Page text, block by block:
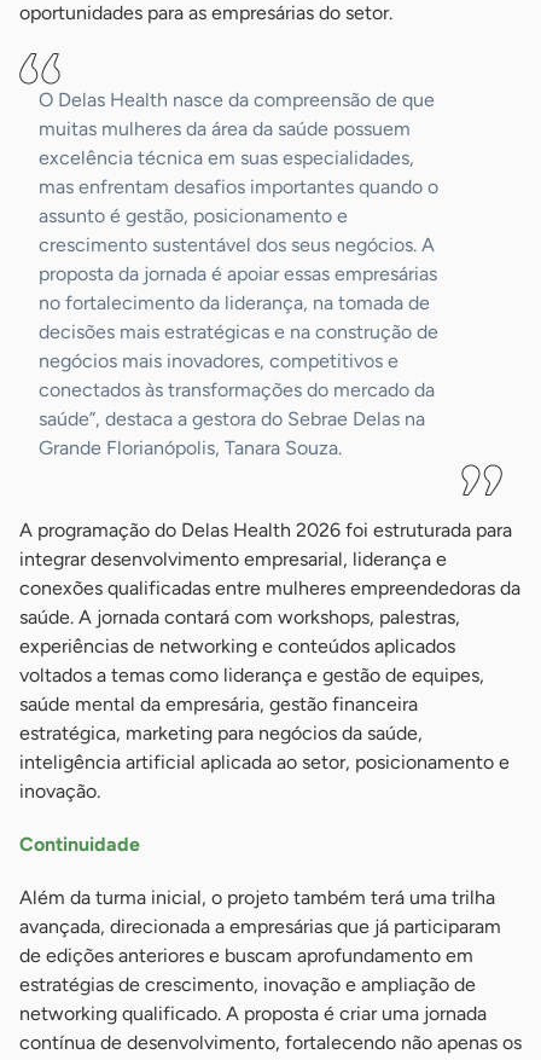
oportunidades para as empresárias do setor.
O Delas Health nasce da compreensão de que
muitas mulheres da área da saúde possuem
excelência técnica em suas especialidades,
mas enfrentam desafios importantes quando o
assunto é gestão, posicionamento e
crescimento sustentável dos seus negócios. A
proposta da jornada é apoiar essas empresárias
no fortalecimento da liderança, na tomada de
decisões mais estratégicas e na construção de
negócios mais inovadores, competitivos e
conectados às transformações do mercado da
saúde”, destaca a gestora do Sebrae Delas na
Grande Florianópolis, Tanara Souza.
A programação do Delas Health 2026 foi estruturada para
integrar desenvolvimento empresarial, liderança e
conexões qualificadas entre mulheres empreendedoras da
saúde. A jornada contará com workshops, palestras,
experiências de networking e conteúdos aplicados
voltados a temas como liderança e gestão de equipes,
saúde mental da empresária, gestão financeira
estratégica, marketing para negócios da saúde,
inteligência artificial aplicada ao setor, posicionamento e
inovação.
Continuidade
Além da turma inicial, o projeto também terá uma trilha
avançada, direcionada a empresárias que já participaram
de edições anteriores e buscam aprofundamento em
estratégias de crescimento, inovação e ampliação de
networking qualificado. A proposta é criar uma jornada
contínua de desenvolvimento, fortalecendo não apenas os